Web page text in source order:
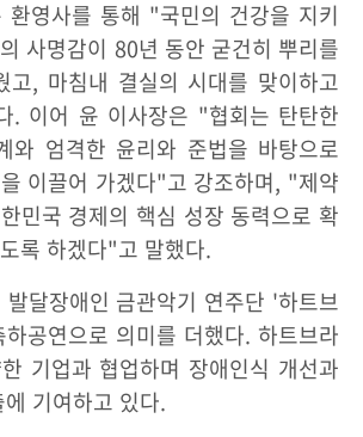
환영사를 통해 "국민의 건강을 지키
사명감이 80년 동안 굳건히 뿌리를
고, 마침내 결실의 시대를 맞이하고
. 이어 윤 이사장은 "협회는 탄탄한
와 엄격한 윤리와 준법을 바탕으로
이끌어 가겠다"고 강조하며, "제약
민국 경제의 핵심 성장 동력으로 확
록 하겠다"고 말했다.
달장애인 금관악기 연주단 '하트브
공연으로 의미를 더했다. 하트브라
기업과 협업하며 장애인식 개선과
기여하고 있다.